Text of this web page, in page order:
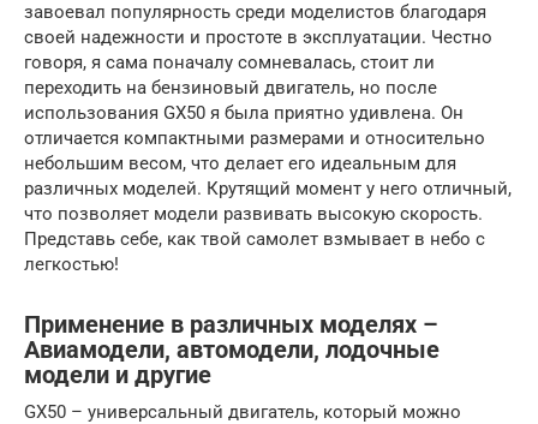
завоевал популярность среди моделистов благодаря
своей надежности и простоте в эксплуатации. Честно
говоря, я сама поначалу сомневалась, стоит ли
переходить на бензиновый двигатель, но после
использования GX50 я была приятно удивлена. Он
отличается компактными размерами и относительно
небольшим весом, что делает его идеальным для
различных моделей. Крутящий момент у него отличный,
что позволяет модели развивать высокую скорость.
Представь себе, как твой самолет взмывает в небо с
легкостью!
Применение в различных моделях –
Авиамодели, автомодели, лодочные
модели и другие
GX50 – универсальный двигатель, который можно